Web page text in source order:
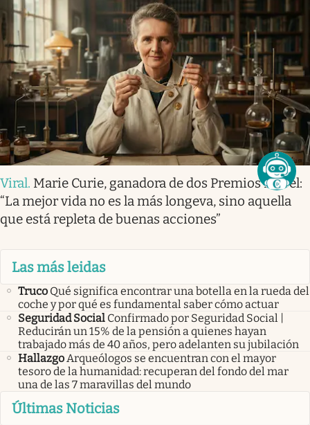
Viral. Marie Curie, ganadora de dos Premios Nobel:
“La mejor vida no es la más longeva, sino aquella
que está repleta de buenas acciones”
Las más leidas
Truco Qué significa encontrar una botella en la rueda del
coche y por qué es fundamental saber cómo actuar
Seguridad Social Confirmado por Seguridad Social |
Reducirán un 15% de la pensión a quienes hayan
trabajado más de 40 años, pero adelanten su jubilación
HallazgoArqueólogos se encuentran con el mayor
tesoro de la humanidad: recuperan del fondo del mar
una de las 7 maravillas del mundo
Últimas Noticias